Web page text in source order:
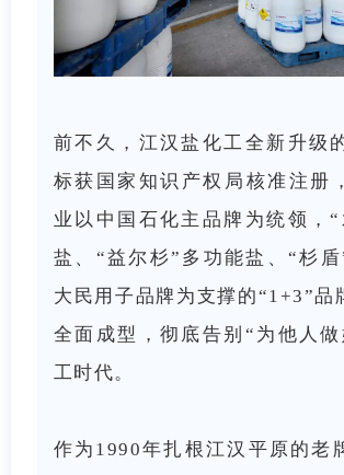
前不久，江汉盐化工全新升级
标获国家知识产权局核准注册
业以中国石化主品牌为统领，“
盐、“益尔杉”多功能盐、“杉
大民用子品牌为支撑的“1+3”品
全面成型，彻底告别“为他人
工时代。
作为1990年扎根江汉平原的老